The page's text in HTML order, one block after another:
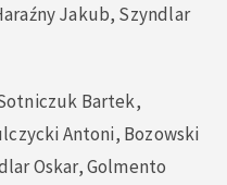
Jakub, Szyndlar
Bartek,
Antoni, Bozowski
Oskar, Golmento